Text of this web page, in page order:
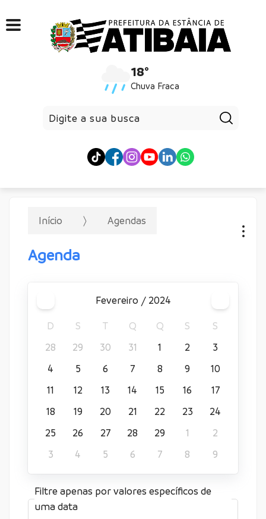
18°
Chuva Fraca
Início Agendas
Agenda
fevereiro / 2024
D
S T Q Q S
S
28
29 30 31 1 2
3
4
5 6 7 8 9
10
11
12 13 14 15 16
17
18
19 20 21 22 23
24
25
26 27 28 29 1
2
3
4 5 6 7 8 9
Filtre apenas por valores específicos de
uma data